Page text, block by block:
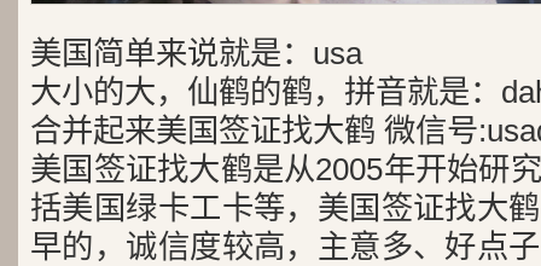
美国简单来说就是：usa
大小的大，仙鹤的鹤，拼音就是：
合并起来美国签证找大鹤 微信号
美国签证找大鹤是从2005年开始研
括美国绿卡工卡等，美国签证找大
早的，诚信度较高，主意多、好点